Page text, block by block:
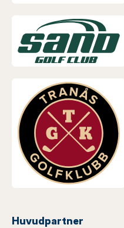
Huvudpartner